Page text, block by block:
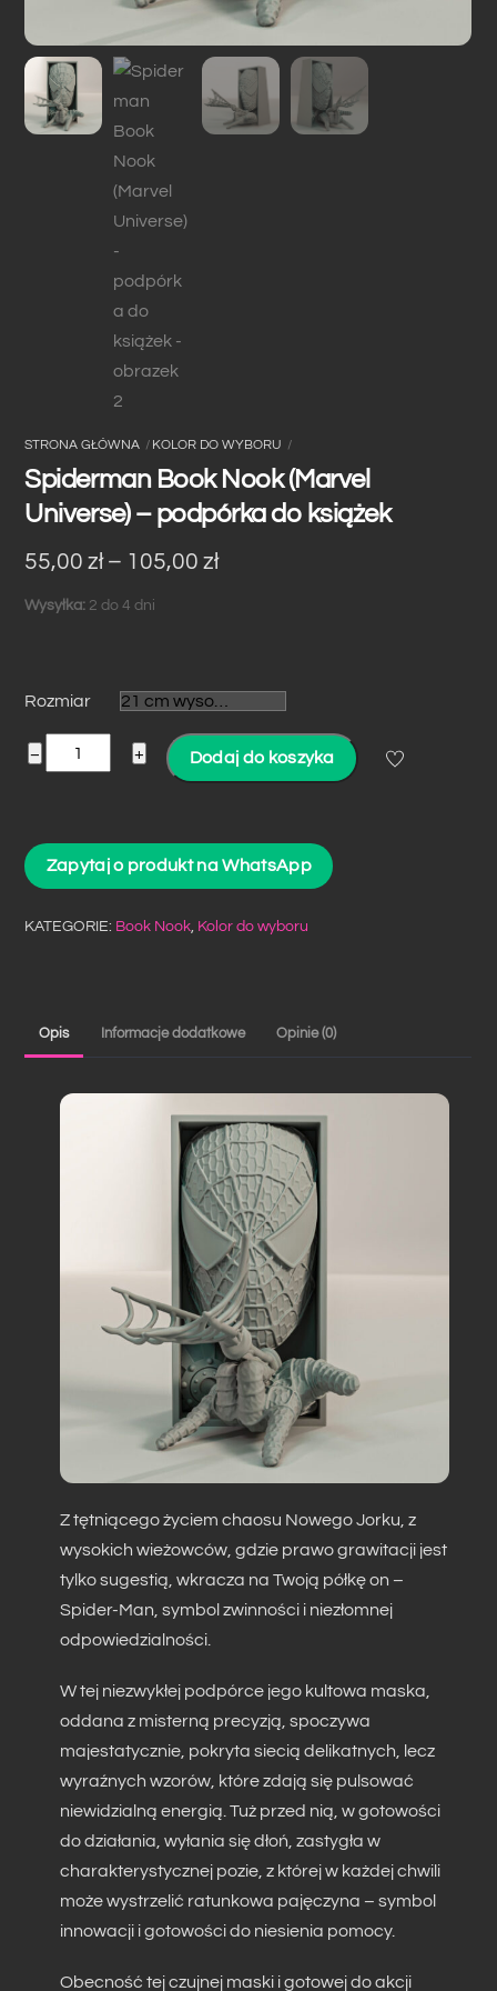
STRONA GŁÓWNA KOLOR DO WYBORU
Spiderman Book Nook (Marvel
Universe) – podpórka do książek
55,00zł – 105,00złZakres
105,00 zł
Wysyłka: 2 do 4 dni
Rozmiar
−
ilość
Spiderman
(Marvel
-
+ Dodaj do koszyka
Zapytaj o produkt na WhatsApp
KATEGORIE: Book Nook, Kolor do wyboru
Opis Informacje dodatkowe Opinie (0)
Z tętniącego życiem chaosu Nowego Jorku, z
wysokich wieżowców, gdzie prawo grawitacji jest
tylko sugestią, wkracza na Twoją półkę on –
Spider-Man, symbol zwinności i niezłomnej
odpowiedzialności.
W tej niezwykłej podpórce jego kultowa maska,
oddana z misterną precyzją, spoczywa
majestatycznie, pokryta siecią delikatnych, lecz
wyraźnych wzorów, które zdają się pulsować
niewidzialną energią. Tuż przed nią, w gotowości
do działania, wyłania się dłoń, zastygła w
charakterystycznej pozie, z której w każdej chwili
może wystrzelić ratunkowa pajęczyna – symbol
innowacji i gotowości do niesienia pomocy.
Obecność tej czujnej maski i gotowej do akcji